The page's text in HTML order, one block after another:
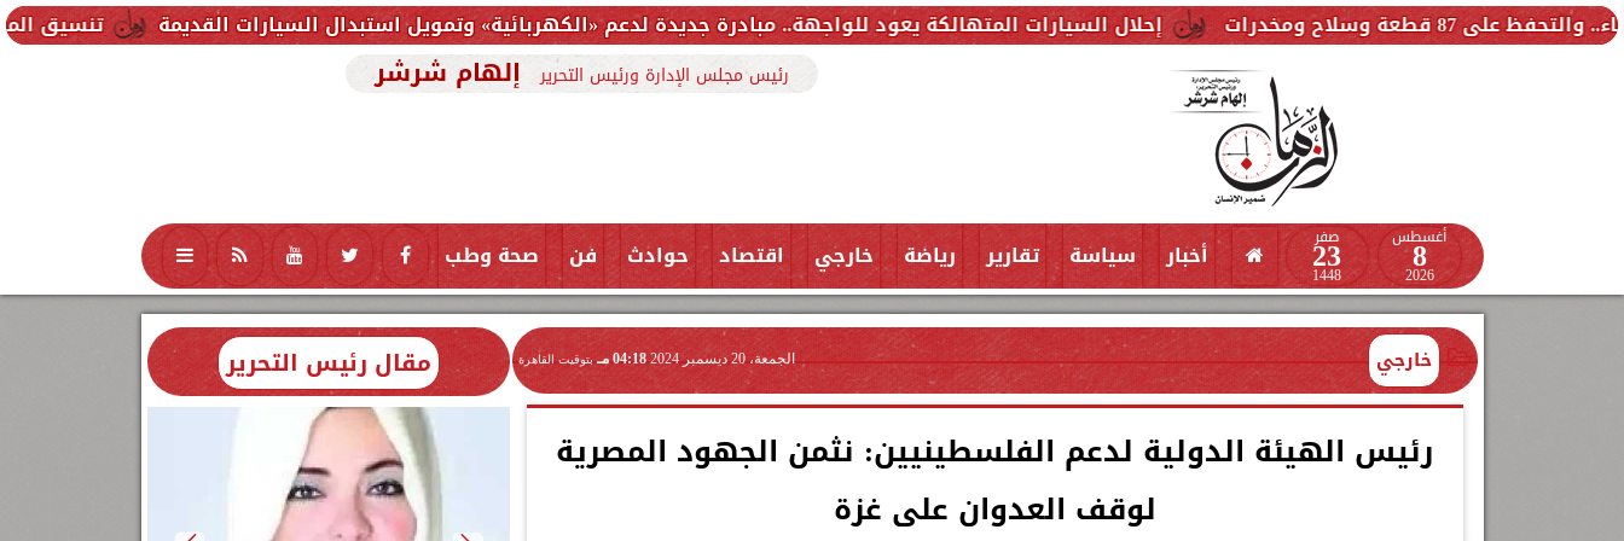
تنسيق المرحلة الثانية 2026.. موعد إعلان الحد الأدنى وخطوات تسجيل الرغبات لطلاب الثانوية العامة إحلال السيارات المتهالكة يعود للواجهة.. مبادرة جديدة لدعم «الكهربائية» وتمويل استبدال السيارات القديمة
رئيس مجلس الإدارة ورئيس التحرير إلهام شرشر
أغسطس
8
2026
صفر
23
1448
أخبار سياسة تقارير رياضة خارجي اقتصاد حوادث فن صحة وطب تكنولوجيا منوعات محافظات
خارجي الجمعة، 20 ديسمبر 2024 04:18 مـ بتوقيت القاهرة
رئيس الهيئة الدولية لدعم الفلسطينيين: نثمن الجهود المصرية
لوقف العدوان على غزة
مقال رئيس التحرير